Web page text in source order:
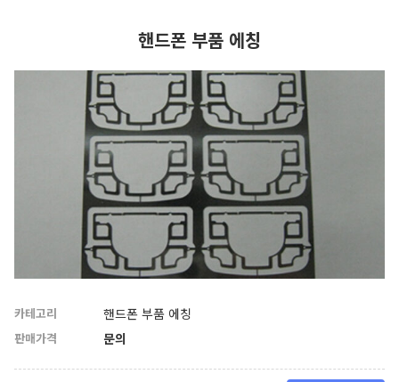
핸드폰 부품 에칭
카테고리 핸드폰 부품 에칭
판매가격